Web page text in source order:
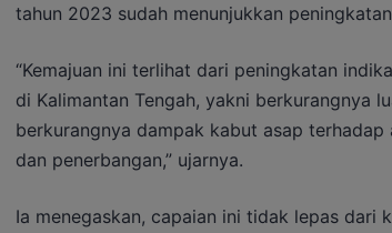
tahun 2023 sudah menunjukkan
“Kemajuan ini terlihat dari peningkatan
di Kalimantan Tengah, yakni berkurangnya
berkurangnya dampak kabut asap
dan penerbangan,” ujarnya.
Ia menegaskan, capaian ini tidak lepas dari